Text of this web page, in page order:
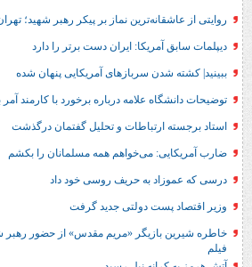
نماز بر پیکر رهبر شهید؛‌ تهران‌ شبیه کربلا شد
ایران دست برتر را دارد
سربازهای آمریکایی پنهان شده
علامه درباره برخورد با کارمند آمر به معروف
و تحلیل گفتمان درگذشت
می‌خواهم همه مسلمانان را بکشم
به حریف روسی خود داد
دولتی جدید گرفت
«مریم مقدس» از حضور رهبر شهید در پشت صحنه